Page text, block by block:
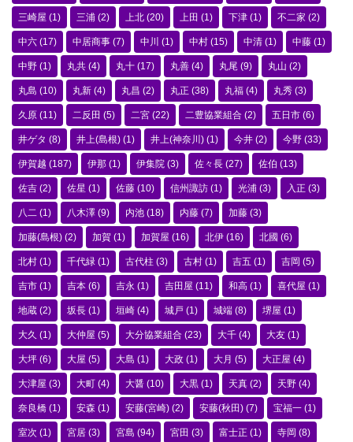
三崎屋 (1) 三浦 (2) 上北 (20) 上田 (1) 下津 (1) 不二家 (2)
中六 (17) 中居商事 (7) 中川 (1) 中村 (15) 中清 (1) 中藤 (1)
中野 (1) 丸共 (4) 丸十 (17) 丸善 (4) 丸尾 (9) 丸山 (2)
丸島 (10) 丸新 (4) 丸昌 (2) 丸正 (38) 丸福 (4) 丸秀 (3)
久原 (11) 二反田 (5) 二宮 (22) 二豊協業組合 (2) 五日市 (6)
井ゲタ (8) 井上(島根) (1) 井上(神奈川) (1) 今井 (2) 今野 (33)
伊賀越 (187) 伊那 (1) 伊集院 (3) 佐々長 (27) 佐伯 (13)
佐吉 (2) 佐星 (1) 佐藤 (10) 信州諏訪 (1) 光浦 (3) 入正 (3)
八二 (1) 八木澤 (9) 内池 (18) 内藤 (7) 加藤 (3)
加藤(島根) (2) 加賀 (1) 加賀屋 (16) 北伊 (16) 北國 (6)
北村 (1) 千代緑 (1) 古代柱 (3) 古村 (1) 吉五 (1) 吉岡 (5)
吉市 (1) 吉本 (6) 吉永 (1) 吉田屋 (11) 和高 (1) 喜代屋 (1)
地蔵 (2) 坂長 (1) 垣崎 (4) 城戸 (1) 城端 (8) 堺屋 (1)
大久 (1) 大仲屋 (5) 大分協業組合 (23) 大千 (4) 大友 (1)
大坪 (6) 大屋 (5) 大島 (1) 大政 (1) 大月 (5) 大正屋 (4)
大津屋 (3) 大町 (4) 大醤 (10) 大黒 (1) 天真 (2) 天野 (4)
奈良橋 (1) 安森 (1) 安藤(宮崎) (2) 安藤(秋田) (7) 宝福一 (1)
室次 (1) 宮居 (3) 宮島 (94) 宮田 (3) 富士正 (1) 寺岡 (8)